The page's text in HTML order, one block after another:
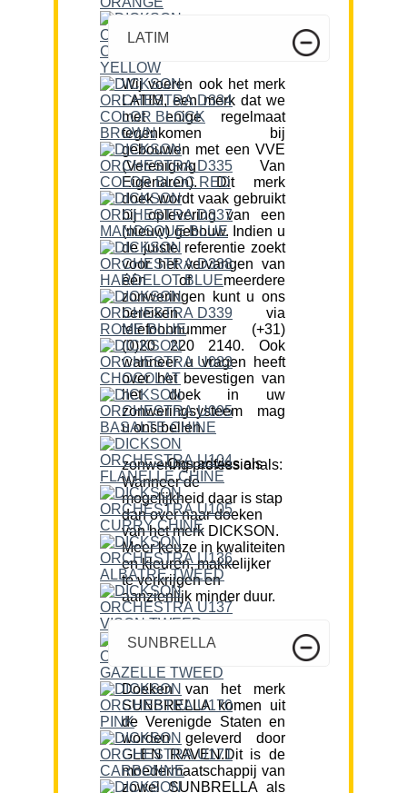
LATIM
Wij voeren ook het merk
LATIM, een merk dat we
met enige regelmaat
tegenkomen bij
gebouwen met een VVE
(Vereniging Van
Eigenaren). Dit merk
doek wordt vaak gebruikt
bij oplevering van een
(nieuw) gebouw. Indien u
de juiste referentie zoekt
voor het vervangen van
één of meerdere
zonweringen kunt u ons
bereiken via
telefoonnummer (+31)
(0)20 220 2140. Ook
wanneer u vragen heeft
over het bevestigen van
het doek in uw
zonweringsysteem mag
u ons bellen.
Ons advies als zonwering professionals:
Wanneer de
mogelijkheid daar is stap
dan over naar doeken
van het merk DICKSON.
Meer keuze in kwaliteiten
en kleuren, makkelijker
te verkrijgen en
aanzienlijk minder duur.
SUNBRELLA
Doeken van het merk
SUNBRELLA komen uit
de Verenigde Staten en
worden geleverd door
GLEN RAVEN.Dit is de
moedermaatschappij van
zowel SUNBRELLA als